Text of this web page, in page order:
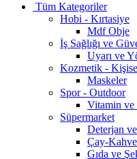
Tüm Kategoriler
Hobi - Kırtasiye
Mdf Obje
İş Sağlığı ve
Uyarı ve
Kozmetik -
Maskeler
Spor - Outdoor
Vitamin
Süpermarket
Deterjan
Çay-Kahve
Gıda ve